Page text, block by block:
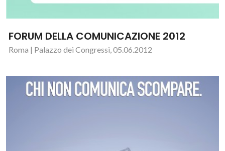
FORUM DELLA COMUNICAZIONE 2012
Roma | Palazzo dei Congressi, 05.06.2012